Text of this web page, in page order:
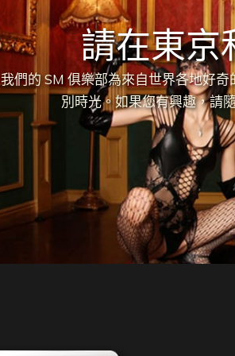
請在東京
我們的 SM 俱樂部為來自世界各地好
別時光。如果您有興趣，請